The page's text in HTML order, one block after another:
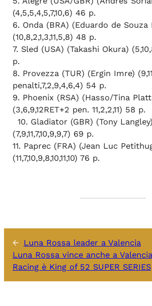
(4,5,5,4,5,7,10,6) 46 p.
6. Onda (BRA) (Eduardo de Souza
(10,8,2,1,3,11,5,8) 48 p.
7. Sled (USA) (Takashi Okura)
p.
8. Provezza (TUR) (Ergin Imre)
penalti,7,2,9,4,6,4) 54 p.
9. Phoenix (RSA) (Hasso/Tina
(3,6,9,12RET+2 pen. 11,2,2,11) 58 p.
10. Gladiator (GBR) (Tony Langley)
(7,9,11,7,10,9,9,7) 69 p.
11. Paprec (FRA) (Jean Luc
(11,7,10,9,8,10,11,10) 76 p.
← Luna Rossa leader a Valencia
Luna Rossa vince anche a
Racing è King of 52 SUPER SERIES